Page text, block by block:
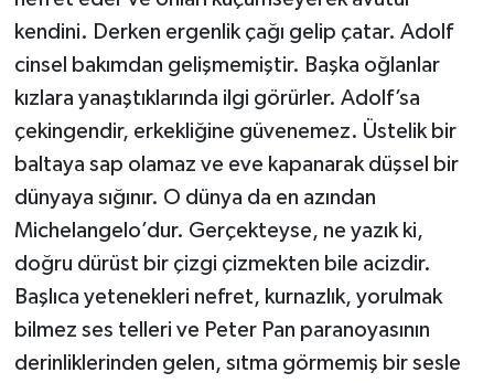
kendini. Derken ergenlik çağı gelip çatar. Adolf
cinsel bakımdan gelişmemiştir. Başka oğlanlar
kızlara yanaştıklarında ilgi görürler. Adolf’sa
çekingendir, erkekliğine güvenemez. Üstelik bir
baltaya sap olamaz ve eve kapanarak düşsel bir
dünyaya sığınır. O dünya da en azından
Michelangelo’dur. Gerçekteyse, ne yazık ki,
doğru dürüst bir çizgi çizmekten bile acizdir.
Başlıca yetenekleri nefret, kurnazlık, yorulmak
bilmez ses telleri ve Peter Pan paranoyasının
derinliklerinden gelen, sıtma görmemiş bir sesle